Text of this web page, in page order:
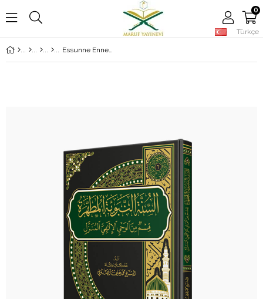
Türkçe
0
Essunne Ennebuviyye Elmutahhara Kismun Min Elvahy Elilahi Elmunazzel - السنة النبوية المطهرة قسم من الوحي الإلهي المنزل